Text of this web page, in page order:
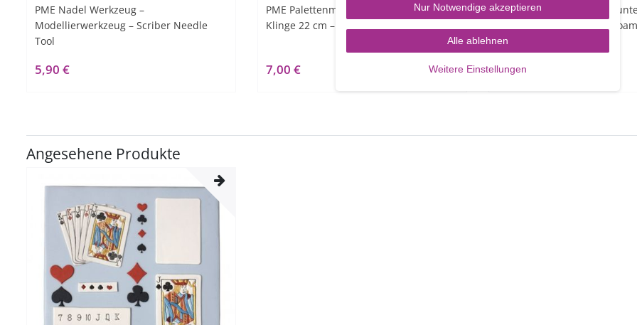
PME Nadel Werkzeug –
Modellierwerkzeug – Scriber Needle
Tool
5,90 €
PME Palettenmesser mit verjüngter
Klinge 22 cm – Palette Knife Tapered
7,00 €
PME Schaumstoff
– 2 teilig – Mexican Had
7,90 €
Angesehene Produkte
Nur Notwendige akzeptieren
Alle ablehnen
Weitere Einstellungen